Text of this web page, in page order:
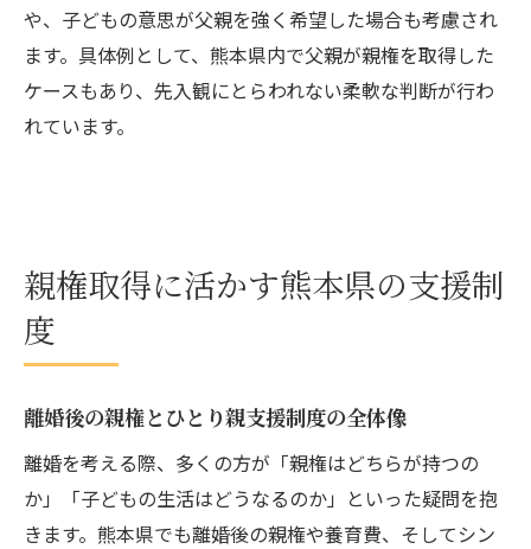
や、子どもの意思が父親を強く希望した場合も考慮され
ます。具体例として、熊本県内で父親が親権を取得した
ケースもあり、先入観にとらわれない柔軟な判断が行わ
れています。
親権取得に活かす熊本県の支援制
度
離婚後の親権とひとり親支援制度の全体像
離婚を考える際、多くの方が「親権はどちらが持つの
か」「子どもの生活はどうなるのか」といった疑問を抱
きます。熊本県でも離婚後の親権や養育費、そしてシン